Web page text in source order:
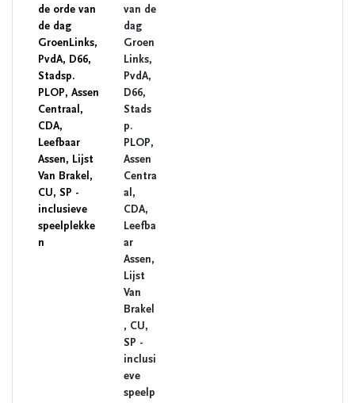
de orde van
de dag
GroenLinks,
PvdA, D66,
Stadsp.
PLOP, Assen
Centraal,
CDA,
Leefbaar
Assen, Lijst
Van Brakel,
CU, SP -
inclusieve
speelplekke
n
van de
dag
Groen
Links,
PvdA,
D66,
Stads
p.
PLOP,
Assen
Centra
al,
CDA,
Leefba
ar
Assen,
Lijst
Van
Brakel
, CU,
SP -
inclusi
eve
speelp